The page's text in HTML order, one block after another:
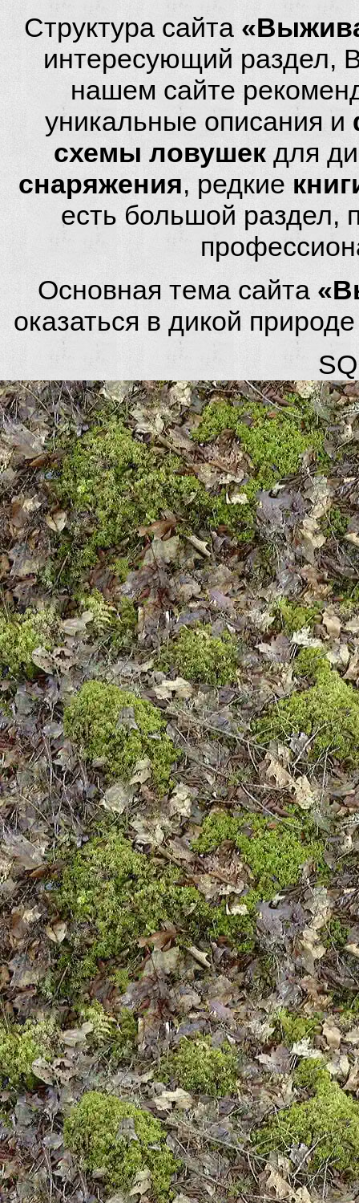
Структура сайта
интересующий раздел,
нашем сайте
уникальные описания и
схемы ловушек для
снаряжения, редкие
есть большой
Основная тема сайта
оказаться в дикой